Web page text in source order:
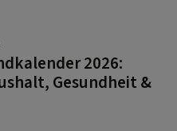
2026:
Gesundheit &